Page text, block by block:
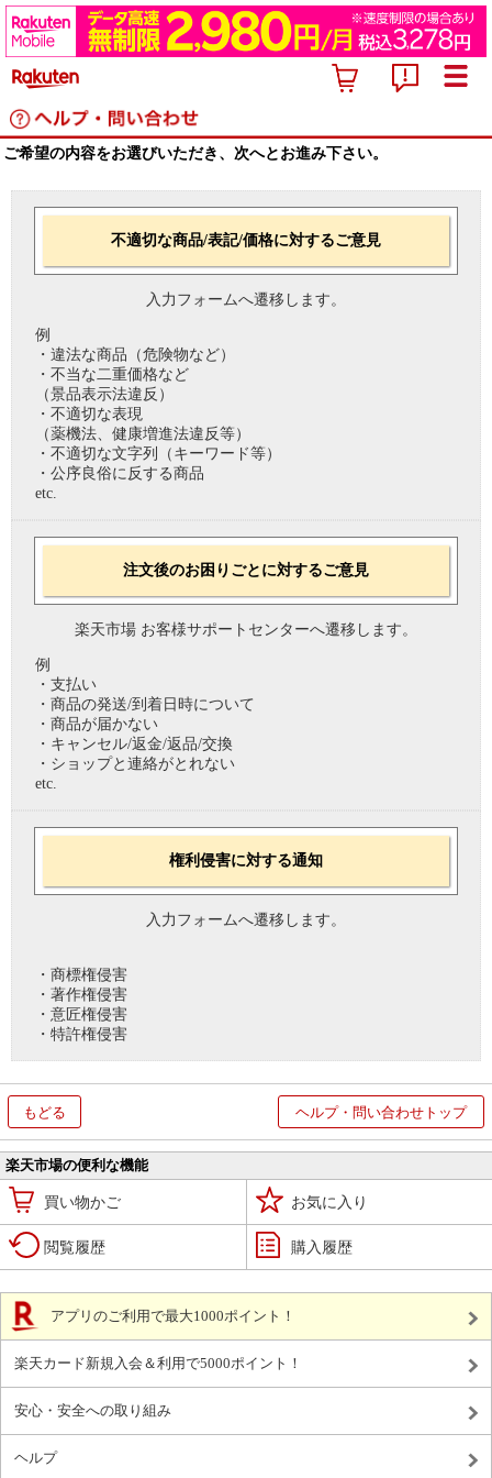
ご希望の内容をお選びいただき、次へとお進み下さい。
不適切な商品/表記/価格に対するご意見
入力フォームへ遷移します。
例
・違法な商品（危険物など）
・不当な二重価格など
（景品表示法違反）
・不適切な表現
（薬機法、健康増進法違反等）
・不適切な文字列（キーワード等）
・公序良俗に反する商品
etc.
注文後のお困りごとに対するご意見
楽天市場 お客様サポートセンターへ遷移します。
例
・支払い
・商品の発送/到着日時について
・商品が届かない
・キャンセル/返金/返品/交換
・ショップと連絡がとれない
etc.
権利侵害に対する通知
入力フォームへ遷移します。
・商標権侵害
・著作権侵害
・意匠権侵害
・特許権侵害
もどる ヘルプ・問い合わせトップ
楽天市場の便利な機能
買い物かご お気に入り
閲覧履歴 購入履歴
アプリのご利用で最大1000ポイント！
楽天カード新規入会＆利用で5000ポイント！
安心・安全への取り組み
ヘルプ